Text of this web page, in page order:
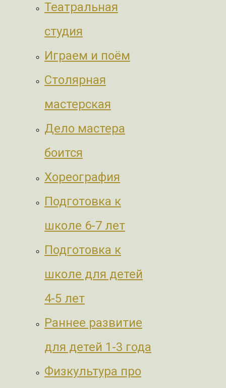
Театральная
студия
Играем и поём
Столярная
мастерская
Дело мастера
боится
Хореография
Подготовка к
школе 6-7 лет
Подготовка к
школе для детей
4-5 лет
Раннее развитие
для детей 1-3 года
Физкультура про